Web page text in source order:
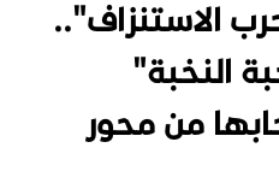
الاستنزاف"..
النخبة"
من محور